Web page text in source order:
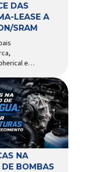
DAS
LEASE A
SRAM
e
oficial
do World
de algumas
de
a Giro é
capacetes
Brasil.
[…]
NA
BOMBAS